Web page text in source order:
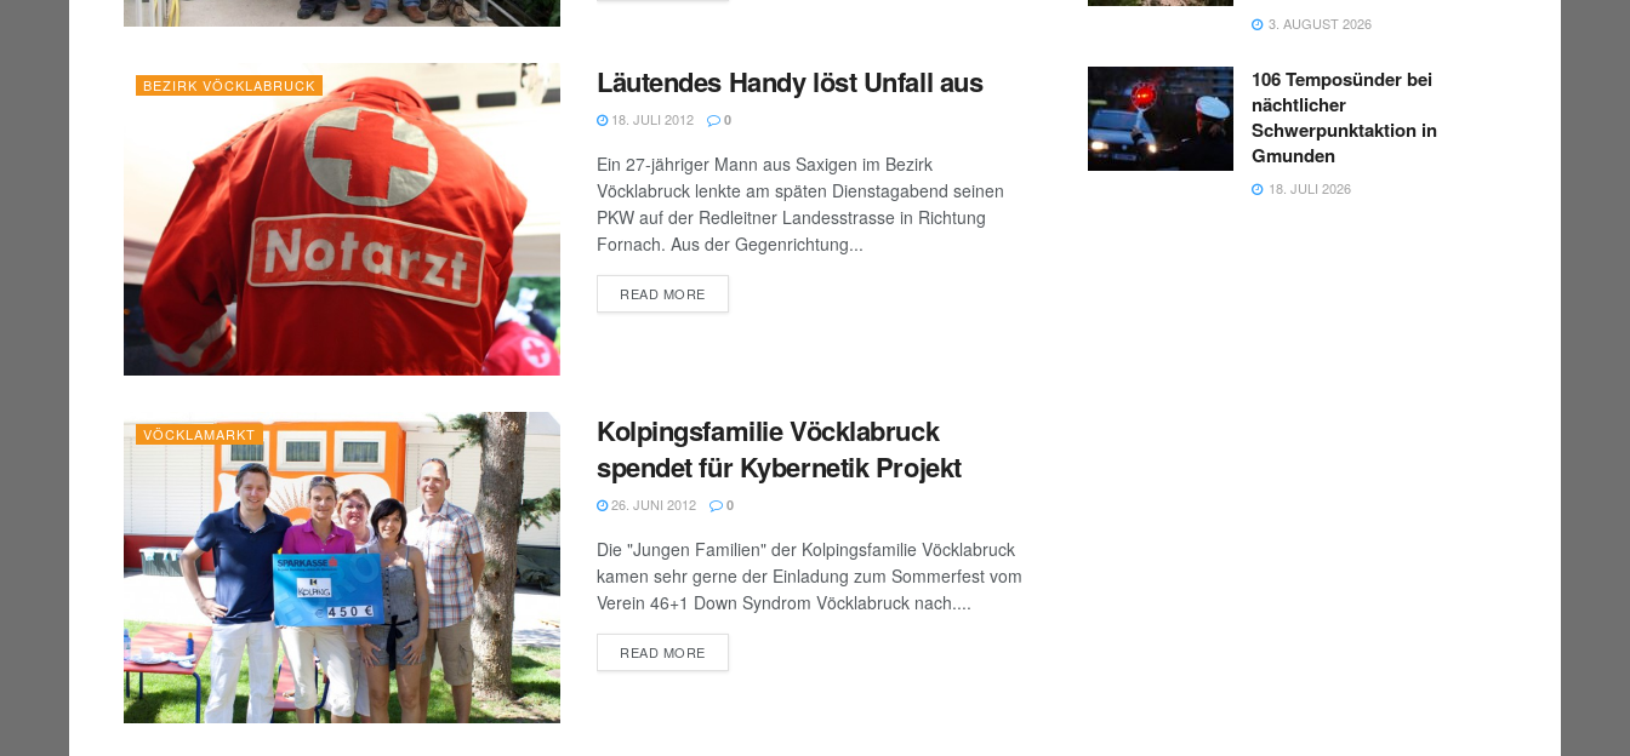
BEZIRK VÖCKLABRUCK Läutendes Handy löst Unfall aus
18. JULI 2012 0
Ein 27-jähriger Mann aus Saxigen im Bezirk
Vöcklabruck lenkte am späten Dienstagabend seinen
PKW auf der Redleitner Landesstrasse in Richtung
Fornach. Aus der Gegenrichtung...
READ MOREDETAILS
VÖCKLAMARKT
Kolpingsfamilie Vöcklabruck
spendet für Kybernetik Projekt
26. JUNI 2012 0
Die "Jungen Familien" der Kolpingsfamilie Vöcklabruck
kamen sehr gerne der Einladung zum Sommerfest vom
Verein 46+1 Down Syndrom Vöcklabruck nach....
READ MOREDETAILS
3. AUGUST 2026
106 Temposünder bei
nächtlicher
Schwerpunktaktion in
Gmunden
18. JULI 2026